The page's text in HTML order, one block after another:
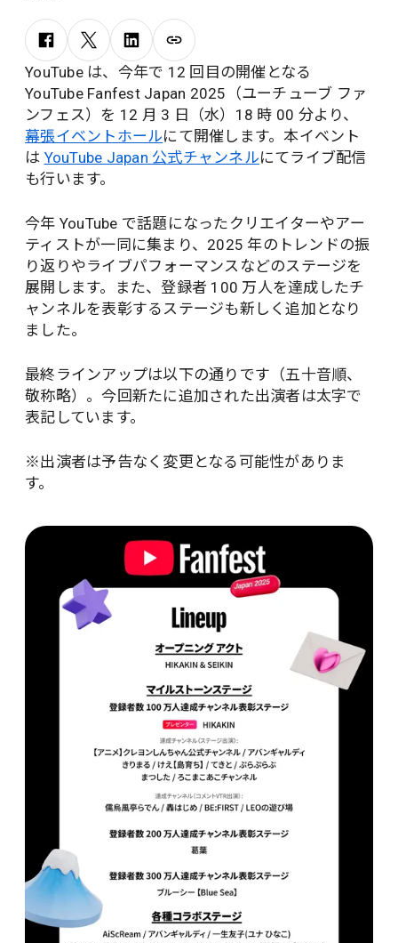
YouTube は、今年で 12 回目の開催となる
YouTube Fanfest Japan 2025（ユーチューブ ファ
ンフェス）を 12 月 3 日（水）18 時 00 分より、
幕張イベントホールにて開催します。本イベント
は YouTube Japan 公式チャンネルにてライブ配信
も行います。
今年 YouTube で話題になったクリエイターやアー
ティストが一同に集まり、2025 年のトレンドの振
り返りやライブパフォーマンスなどのステージを
展開します。また、登録者 100 万人を達成したチ
ャンネルを表彰するステージも新しく追加となり
ました。
最終ラインアップは以下の通りです（五十音順、
敬称略）。今回新たに追加された出演者は太字で
表記しています。
※出演者は予告なく変更となる可能性がありま
す。